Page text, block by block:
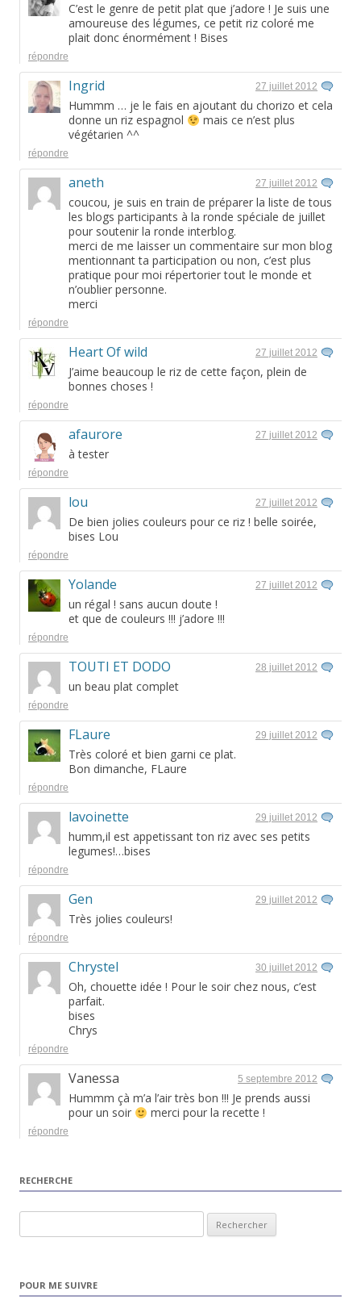
C’est le genre de petit plat que j’adore ! Je suis une
amoureuse des légumes, ce petit riz coloré me
plait donc énormément ! Bises
répondre
Ingrid 27 juillet 2012
Hummm … je le fais en ajoutant du chorizo et cela
donne un riz espagnol
mais ce n’est plus
végétarien ^^
répondre
aneth 27 juillet 2012
coucou, je suis en train de préparer la liste de tous
les blogs participants à la ronde spéciale de juillet
pour soutenir la ronde interblog.
merci de me laisser un commentaire sur mon blog
mentionnant ta participation ou non, c’est plus
pratique pour moi répertorier tout le monde et
n’oublier personne.
merci
répondre
Heart Of wild 27 juillet 2012
J’aime beaucoup le riz de cette façon, plein de
bonnes choses !
répondre
afaurore 27 juillet 2012
à tester
répondre
lou 27 juillet 2012
De bien jolies couleurs pour ce riz ! belle soirée,
bises Lou
répondre
Yolande 27 juillet 2012
un régal ! sans aucun doute !
et que de couleurs !!! j’adore !!!
répondre
TOUTI ET DODO 28 juillet 2012
un beau plat complet
répondre
FLaure 29 juillet 2012
Très coloré et bien garni ce plat.
Bon dimanche, FLaure
répondre
lavoinette 29 juillet 2012
humm,il est appetissant ton riz avec ses petits
legumes!…bises
répondre
Gen 29 juillet 2012
Très jolies couleurs!
répondre
Chrystel 30 juillet 2012
Oh, chouette idée ! Pour le soir chez nous, c’est
parfait.
bises
Chrys
répondre
Vanessa 5 septembre 2012
Hummm çà m’a l’air très bon !!! Je prends aussi
pour un soir
merci pour la recette !
répondre
RECHERCHE
POUR ME SUIVRE